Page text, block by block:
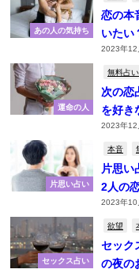
あの人の気持ち
恋の本
いたい
2023年12
運命の人
無料占い
次の恋
を好き
2023年12
片思い占い
本音
片思い
2人の
2023年10
セックス占い
欲望
セック
の夜の